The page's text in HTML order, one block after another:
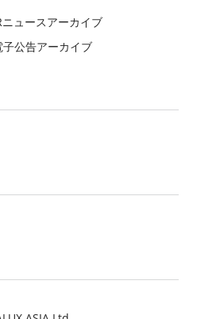
ニュースアーカイブ
子公告アーカイブ